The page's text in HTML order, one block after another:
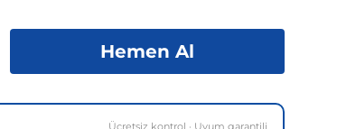
Hemen Al
Ücretsiz kontrol · Uyum garantili